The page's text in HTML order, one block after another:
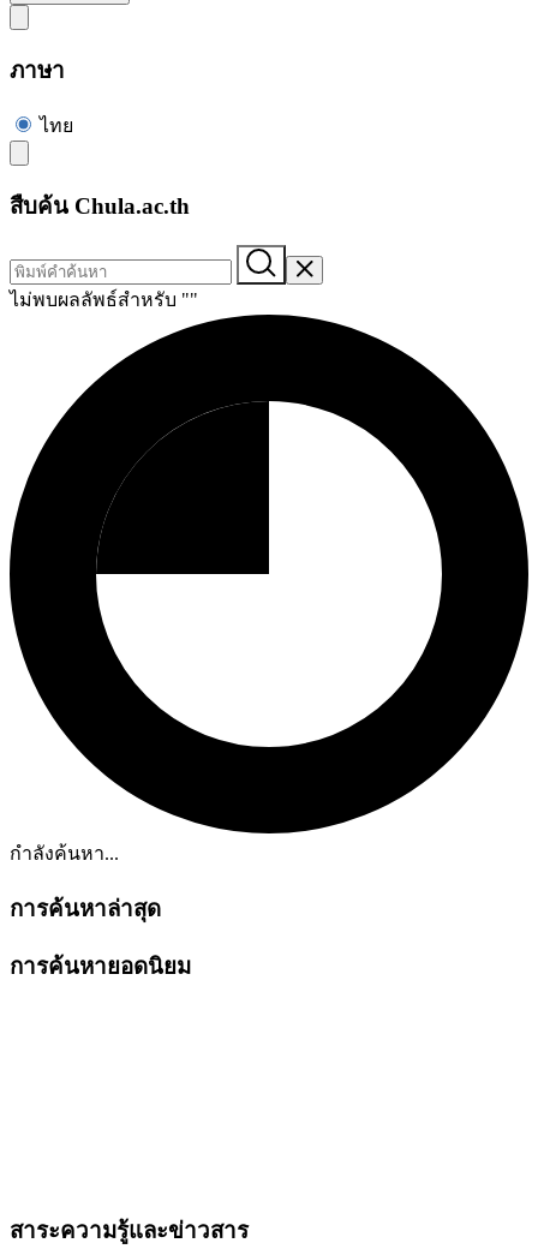
ภาษา
ไทย
สืบค้น Chula.ac.th
ไม่พบผลลัพธ์สำหรับ ""
กำลังค้นหา...
การค้นหาล่าสุด
การค้นหายอดนิยม
สาระความรู้และข่าวสาร